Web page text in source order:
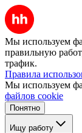
Мы используем
правильную
трафик.
Правила
Мы используем
файлов cookie
Понятно
Ищу работу